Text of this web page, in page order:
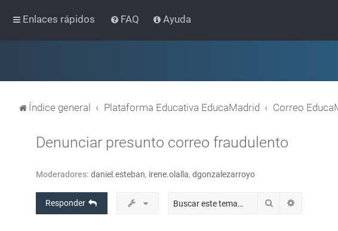
Enlaces rápidos FAQ Ayuda
Índice general Plataforma Educativa EducaMadrid Correo
Denunciar presunto correo fraudulento
Moderadores: daniel.esteban, irene.olalla, dgonzalezarroyo
Responder Buscar